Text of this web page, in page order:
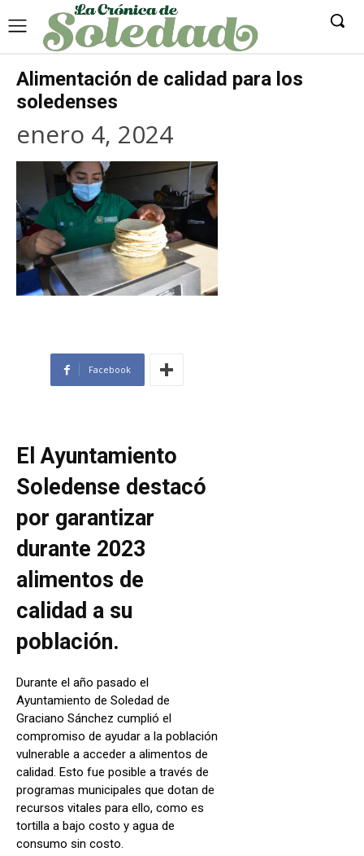
Alimentación de calidad para los
soledenses
enero 4, 2024
Facebook
El Ayuntamiento
Soledense destacó
por garantizar
durante 2023
alimentos de
calidad a su
población.
Durante el año pasado el
Ayuntamiento de Soledad de
Graciano Sánchez cumplió el
compromiso de ayudar a la población
vulnerable a acceder a alimentos de
calidad. Esto fue posible a través de
programas municipales que dotan de
recursos vitales para ello, como es
tortilla a bajo costo y agua de
consumo sin costo.